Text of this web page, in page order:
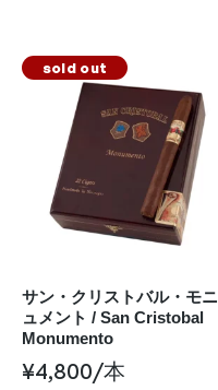
sold out
サン・クリストバル・モニ
ュメント / San Cristobal
Monumento
¥4,800/本